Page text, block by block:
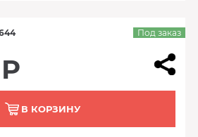
Под заказ
В КОРЗИНУ